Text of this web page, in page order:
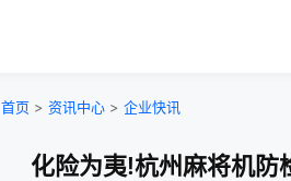
首页 > 资讯中心 > 企业快讯
化险为夷!杭州麻将机防